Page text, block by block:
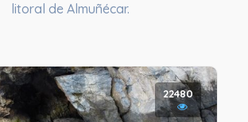
litoral de Almuñécar.
22480